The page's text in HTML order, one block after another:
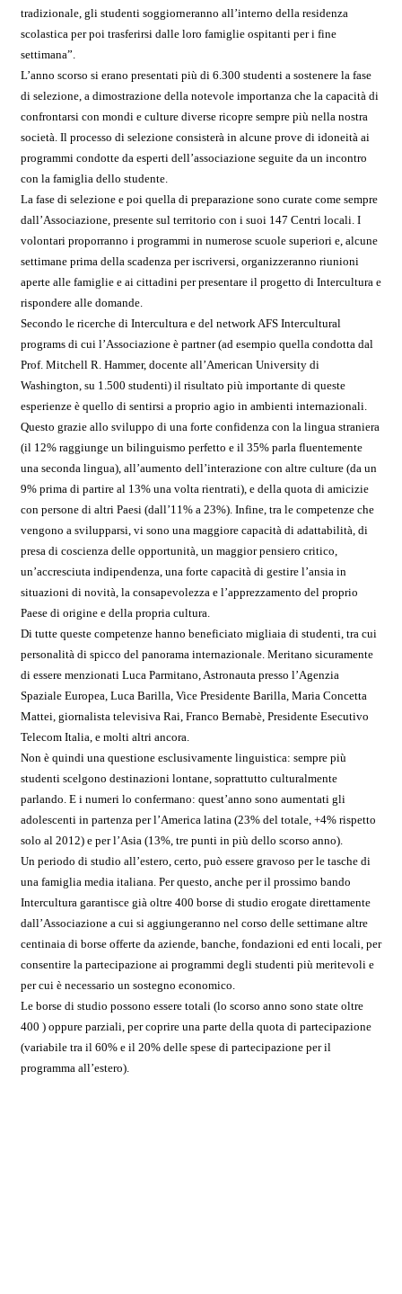
tradizionale, gli studenti soggiorneranno all’interno della residenza
scolastica per poi trasferirsi dalle loro famiglie ospitanti per i fine
settimana”.
L’anno scorso si erano presentati più di 6.300 studenti a sostenere la fase
di selezione, a dimostrazione della notevole importanza che la capacità di
confrontarsi con mondi e culture diverse ricopre sempre più nella nostra
società. Il processo di selezione consisterà in alcune prove di idoneità ai
programmi condotte da esperti dell’associazione seguite da un incontro
con la famiglia dello studente.
La fase di selezione e poi quella di preparazione sono curate come sempre
dall’Associazione, presente sul territorio con i suoi 147 Centri locali. I
volontari proporranno i programmi in numerose scuole superiori e, alcune
settimane prima della scadenza per iscriversi, organizzeranno riunioni
aperte alle famiglie e ai cittadini per presentare il progetto di Intercultura e
rispondere alle domande.
Secondo le ricerche di Intercultura e del network AFS Intercultural
programs di cui l’Associazione è partner (ad esempio quella condotta dal
Prof. Mitchell R. Hammer, docente all’American University di
Washington, su 1.500 studenti) il risultato più importante di queste
esperienze è quello di sentirsi a proprio agio in ambienti internazionali.
Questo grazie allo sviluppo di una forte confidenza con la lingua straniera
(il 12% raggiunge un bilinguismo perfetto e il 35% parla fluentemente
una seconda lingua), all’aumento dell’interazione con altre culture (da un
9% prima di partire al 13% una volta rientrati), e della quota di amicizie
con persone di altri Paesi (dall’11% a 23%). Infine, tra le competenze che
vengono a svilupparsi, vi sono una maggiore capacità di adattabilità, di
presa di coscienza delle opportunità, un maggior pensiero critico,
un’accresciuta indipendenza, una forte capacità di gestire l’ansia in
situazioni di novità, la consapevolezza e l’apprezzamento del proprio
Paese di origine e della propria cultura.
Di tutte queste competenze hanno beneficiato migliaia di studenti, tra cui
personalità di spicco del panorama internazionale. Meritano sicuramente
di essere menzionati Luca Parmitano, Astronauta presso l’Agenzia
Spaziale Europea, Luca Barilla, Vice Presidente Barilla, Maria Concetta
Mattei, giornalista televisiva Rai, Franco Bernabè, Presidente Esecutivo
Telecom Italia, e molti altri ancora.
Non è quindi una questione esclusivamente linguistica: sempre più
studenti scelgono destinazioni lontane, soprattutto culturalmente
parlando. E i numeri lo confermano: quest’anno sono aumentati gli
adolescenti in partenza per l’America latina (23% del totale, +4% rispetto
solo al 2012) e per l’Asia (13%, tre punti in più dello scorso anno).
Un periodo di studio all’estero, certo, può essere gravoso per le tasche di
una famiglia media italiana. Per questo, anche per il prossimo bando
Intercultura garantisce già oltre 400 borse di studio erogate direttamente
dall’Associazione a cui si aggiungeranno nel corso delle settimane altre
centinaia di borse offerte da aziende, banche, fondazioni ed enti locali, per
consentire la partecipazione ai programmi degli studenti più meritevoli e
per cui è necessario un sostegno economico.
Le borse di studio possono essere totali (lo scorso anno sono state oltre
400 ) oppure parziali, per coprire una parte della quota di partecipazione
(variabile tra il 60% e il 20% delle spese di partecipazione per il
programma all’estero).